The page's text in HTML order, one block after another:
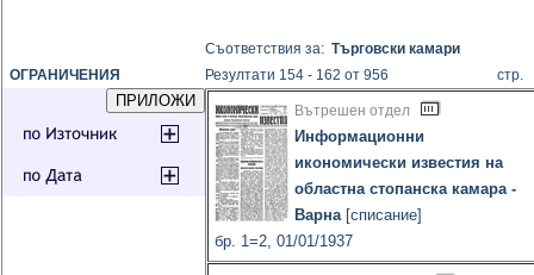
ОГРАНИЧЕНИЯ
Съответствия за:Търговски камари
Резултати 154 - 162 от 956
Вътрешен отдел
Информационни
икономически известия на
областна стопанска камара -
Варна[списание]
бр. 1=2, 01/01/1937